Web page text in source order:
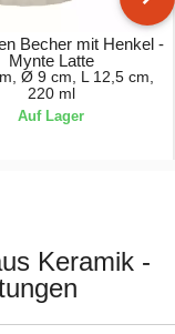
Becher mit Henkel -
Mynte Latte
Ø 9 cm, L 12,5 cm,
220 ml
Auf Lager
Keramik -